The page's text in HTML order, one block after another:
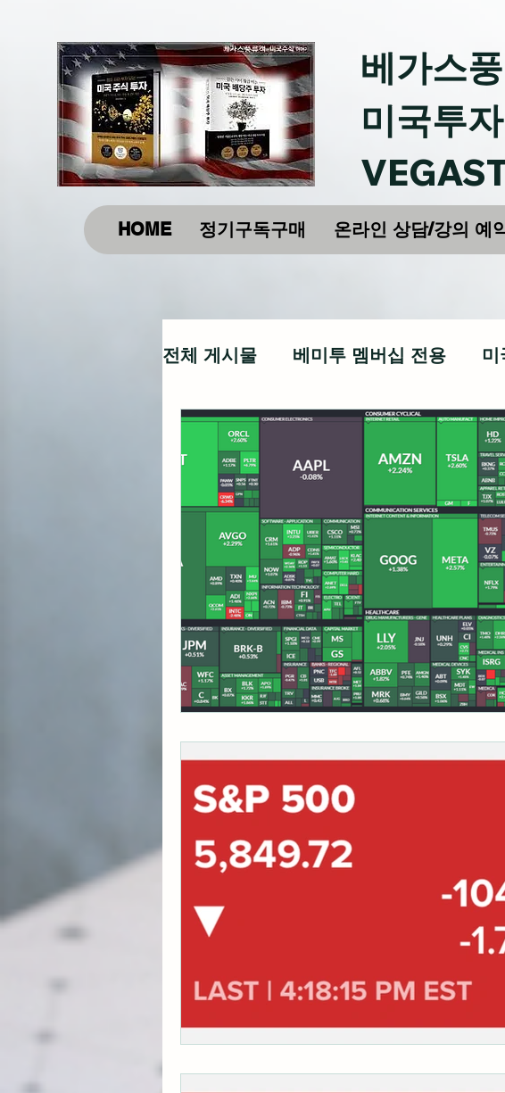
베가스
미국투
HOME 정기구독구매 온라인 상담/강의 예
전체 게시물 베미투 멤버십 전용 미
각종 자산 투자 미국 경제 지표
초간단 요리 레시피 미국 여행 정보